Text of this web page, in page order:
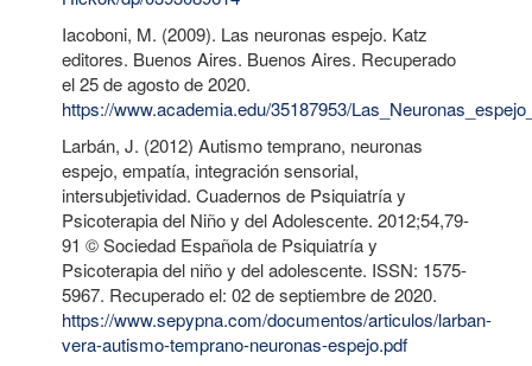
Iacoboni, M. (2009). Las neuronas espejo. Katz
editores. Buenos Aires. Buenos Aires. Recuperado
el 25 de agosto de 2020.
https://www.academia.edu/35187953/
Larbán, J. (2012) Autismo temprano, neuronas
espejo, empatía, integración sensorial,
intersubjetividad. Cuadernos de Psiquiatría y
Psicoterapia del Niño y del Adolescente. 2012;54,79-
91 © Sociedad Española de Psiquiatría y
Psicoterapia del niño y del adolescente. ISSN: 1575-
5967. Recuperado el: 02 de septiembre de 2020.
https://www.sepypna.com/documentos/articulos/larban-
vera-autismo-temprano-neuronas-espejo.pdf